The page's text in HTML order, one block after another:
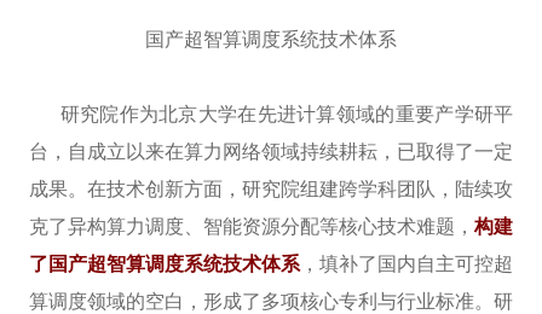
国产超智算调度系统技术体系
研究院作为北京大学在先进计算领域的重要产学研平
台，自成立以来在算力网络领域持续耕耘，已取得了一定
成果。在技术创新方面，研究院组建跨学科团队，陆续攻
克了异构算力调度、智能资源分配等核心技术难题，构建
了国产超智算调度系统技术体系 ，填补了国内自主可控超
算调度领域的空白，形成了多项核心专利与行业标准。研